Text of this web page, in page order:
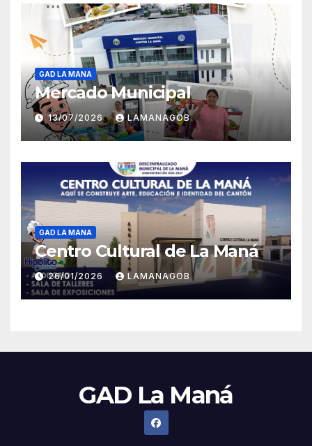
GAD LA MANA
Mercado Municipal
13/07/2026 LAMANAGOB
GAD LA MANA
Centro Cultural de La Maná
26/01/2026 LAMANAGOB
GAD La Maná